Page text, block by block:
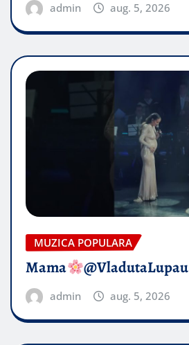
admin aug. 5, 2026
MUZICA POPULARA
Mama @VladutaLupau
admin aug. 5, 2026